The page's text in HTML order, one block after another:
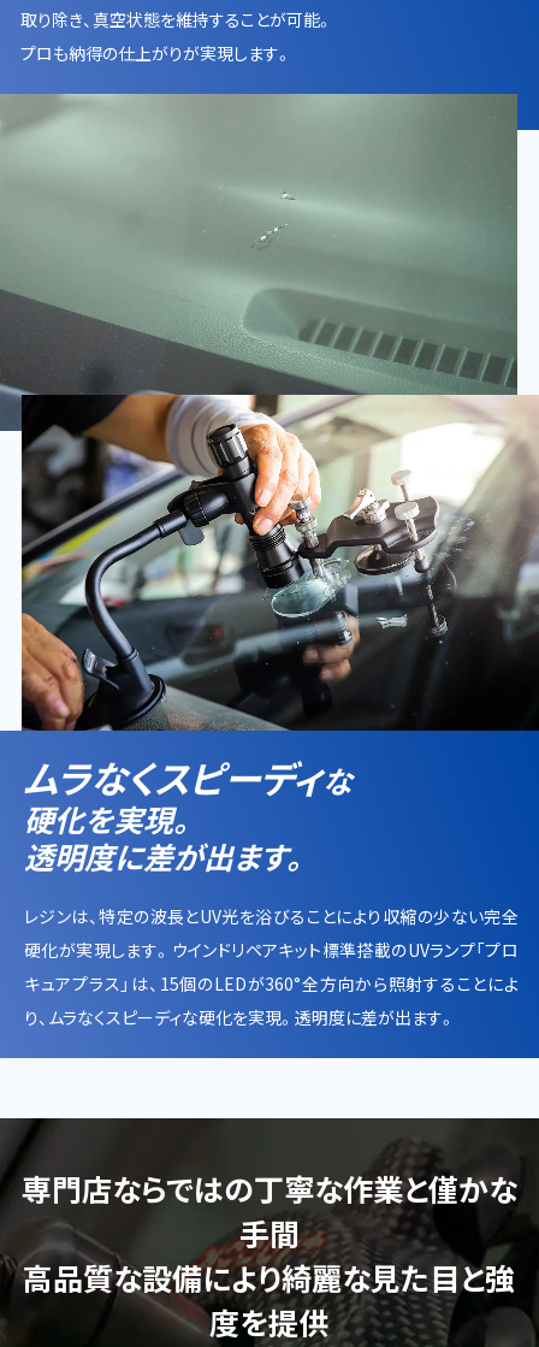
取り除き、真空状態を維持することが可能。
プロも納得の仕上がりが実現します。
ムラなくスピーディな
硬化を実現。
透明度に差が出ます。
レジンは、特定の波長とUV光を浴びることにより収縮の少ない完全
硬化が実現します。ウインドリペアキット標準搭載のUVランプ「プロ
キュアプラス」は、15個のLEDが360°全方向から照射することによ
り、ムラなくスピーディな硬化を実現。透明度に差が出ます。
専門店ならではの丁寧な作業と僅かな
手間
高品質な設備により綺麗な見た目と強
度を提供